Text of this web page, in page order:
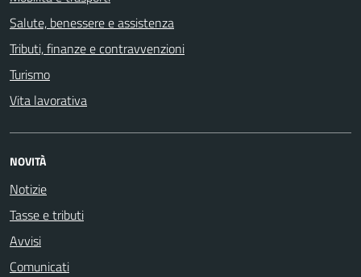
Salute, benessere e assistenza
Tributi, finanze e contravvenzioni
Turismo
Vita lavorativa
NOVITÀ
Notizie
Tasse e tributi
Avvisi
Comunicati